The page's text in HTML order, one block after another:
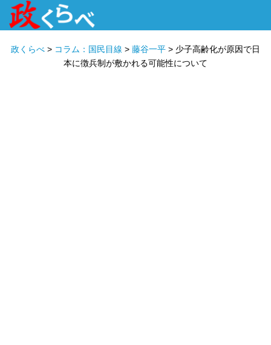
政くらべ > コラム：国民目線 > 藤谷一平 > 少子高齢化が原因で日
本に徴兵制が敷かれる可能性について